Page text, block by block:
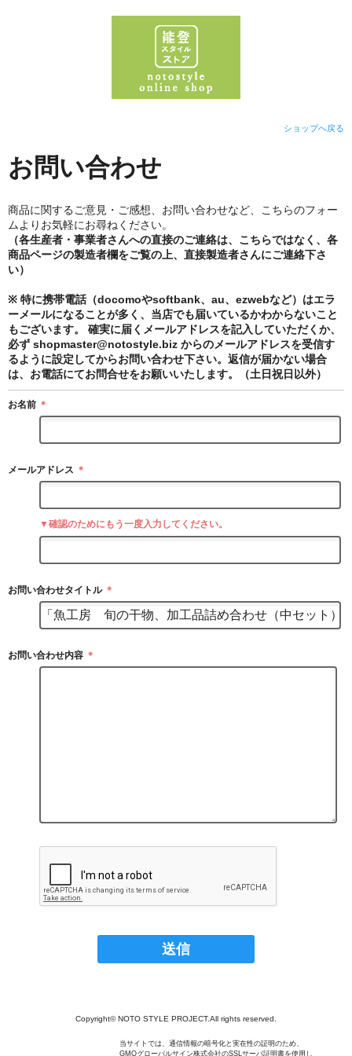
ショップへ戻る
お問い合わせ
商品に関するご意見・ご感想、お問い合わせなど、こちらのフォー
ムよりお気軽にお尋ねください。
（各生産者・事業者さんへの直接のご連絡は、こちらではなく、各
商品ページの製造者欄をご覧の上、直接製造者さんにご連絡下さ
い）
※ 特に携帯電話（docomoやsoftbank、au、ezwebなど）はエラ
ーメールになることが多く、当店でも届いているかわからないこと
もございます。 確実に届くメールアドレスを記入していただくか、
必ず shopmaster@notostyle.biz からのメールアドレスを受信す
るように設定してからお問い合わせ下さい。返信が届かない場合
は、お電話にてお問合せをお願いいたします。（土日祝日以外）
お名前 ＊
メールアドレス ＊
▼確認のためにもう一度入力してください。
お問い合わせタイトル ＊
お問い合わせ内容 ＊
Copyright© NOTO STYLE PROJECT.All rights reserved.
当サイトでは、通信情報の暗号化と実在性の証明のため、
GMOグローバルサイン株式会社のSSLサーバ証明書を使用し